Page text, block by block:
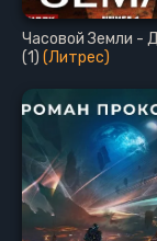
Часовой Земли -
(1) (Литрес)